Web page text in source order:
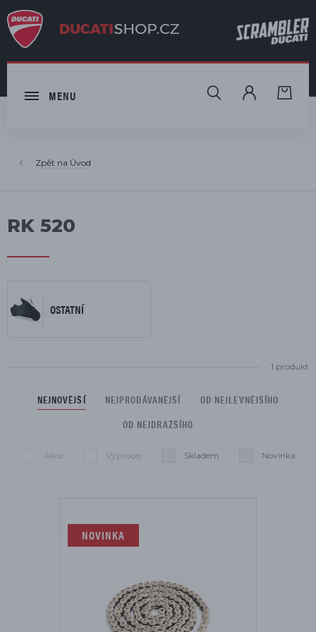
MENU HLEDAT
Úvod
RK 520
OSTATNÍ
1 produkt
NEJNOVĚJŠÍ NEJPRODÁVANĚJŠÍ
OD NEJLEVNĚJŠÍHO
OD NEJDRAŽŠÍHO
Akce Výprodej Skladem Novinka
NOVINKA